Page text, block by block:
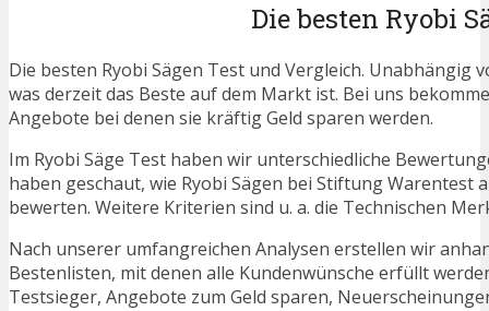
Die besten Ryobi
Die besten Ryobi Sägen Test und Vergleich.
was derzeit das Beste auf dem Markt ist. Bei uns
Angebote bei denen sie kräftig Geld sparen werden.
Im Ryobi Säge Test haben wir unterschiedliche
haben geschaut, wie Ryobi Sägen bei Stiftung Warentest
bewerten. Weitere Kriterien sind u. a. die Technischen
Nach unserer umfangreichen Analysen erstellen wir
Bestenlisten, mit denen alle Kundenwünsche erfüllt
Testsieger, Angebote zum Geld sparen,